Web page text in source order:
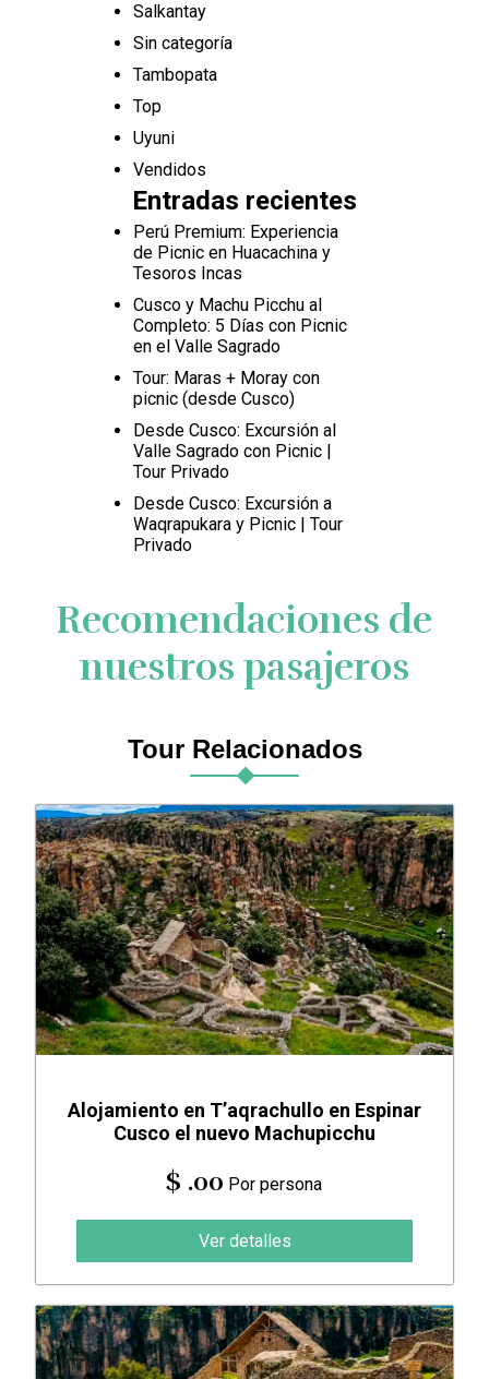
Salkantay
Sin categoría
Tambopata
Top
Uyuni
Vendidos
Entradas recientes
Perú Premium: Experiencia
de Picnic en Huacachina y
Tesoros Incas
Cusco y Machu Picchu al
Completo: 5 Días con Picnic
en el Valle Sagrado
Tour: Maras + Moray con
picnic (desde Cusco)
Desde Cusco: Excursión al
Valle Sagrado con Picnic |
Tour Privado
Desde Cusco: Excursión a
Waqrapukara y Picnic | Tour
Privado
Recomendaciones de
nuestros pasajeros
Tour Relacionados
Alojamiento en T’aqrachullo en Espinar
Cusco el nuevo Machupicchu
$ .00 Por persona
Ver detalles